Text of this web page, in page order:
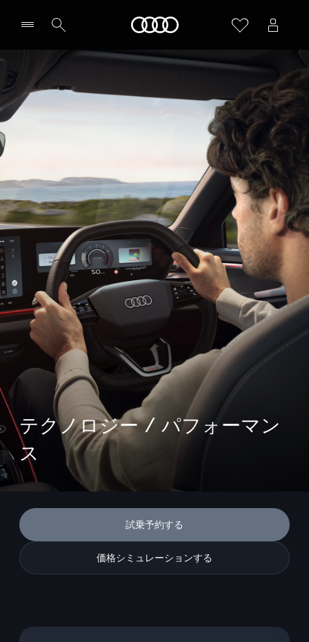
テクノロジー / パフォーマンス
価格シミュレーションする
テクノロジー / パフォーマン
ス
試乗予約する
価格シミュレーションする